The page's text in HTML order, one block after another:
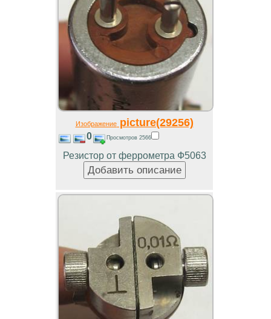
Изображениеpicture(29256)
0 Просмотров 2566
Резистор от феррометра Ф5063